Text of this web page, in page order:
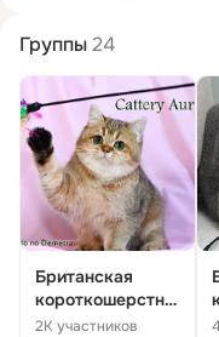
Группы24
Британская
короткошерстна
я редких
2K участников